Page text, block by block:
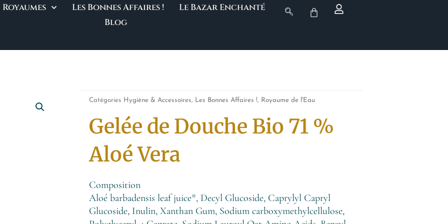
Royaumes Les Bonnes Affaires !
Le Bazar Enchanté
Blog
Catégories Hygiène & Accessoires, Les Bonnes Affaires !, Royaume de l'Eau
Gelée de Douche Bio 71 %
Aloé Vera
Composition
Aloé barbadensis leaf juice*, Decyl Glucoside, Caprylyl Capryl
Glucoside, Inulin, Xanthan Gum, Sodium carboxymethylcellulose,